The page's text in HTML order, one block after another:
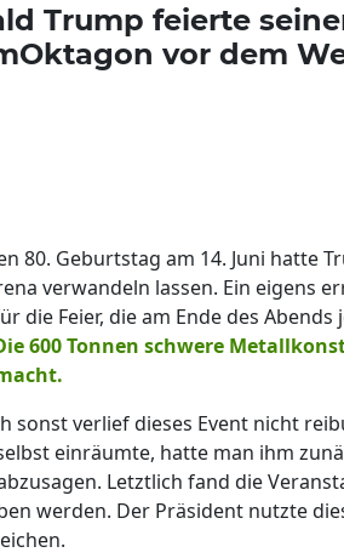
Trump feierte
vor dem
80. Geburtstag am 14. Juni hatte
verwandeln lassen. Ein eigens
die Feier, die am Ende des
600 Tonnen schwere
sonst verlief dieses Event nicht
einräumte, hatte man ihm
Letztlich fand die
werden. Der Präsident nutzte